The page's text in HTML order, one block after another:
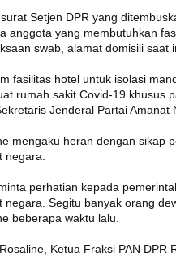
Setjen DPR yang
anggota yang membutuhkan
swab, alamat domisili saat
fasilitas hotel untuk isolasi
rumah sakit Covid-19 khusus
Jenderal Partai Amanat
mengaku heran dengan sikap
negara.
perhatian kepada
negara. Segitu banyak orang
beberapa waktu lalu.
Ketua Fraksi PAN DPR